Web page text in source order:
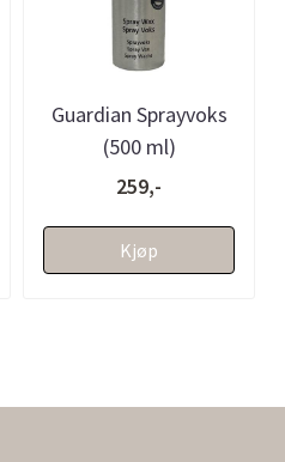
Guardian Sprayvoks
(500 ml)
259,-
Kjøp